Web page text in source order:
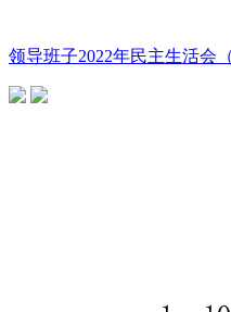
领导班子2022年民主生活会